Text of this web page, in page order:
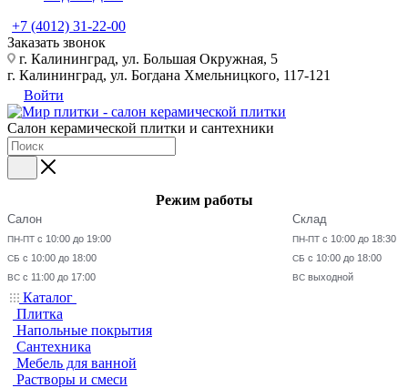
+7 (4012) 31-22-00
Заказать звонок
г. Калининград, ул. Большая Окружная, 5
г. Калининград, ул. Богдана Хмельницкого, 117-121
Войти
Салон керамической плитки и сантехники
Режим работы
Салон
ПН-ПТ с 10:00 до 19:00
СБ с 10:00 до 18:00
ВС с 11:00 до 17:00
Склад
ПН-ПТ с 10:00 до 18:30
СБ с 10:00 до 18:00
ВС выходной
Каталог
Плитка
Напольные покрытия
Сантехника
Мебель для ванной
Растворы и смеси